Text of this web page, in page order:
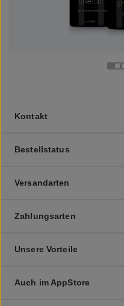
Kontakt
Bestellstatus
Versandarten
Zahlungsarten
Unsere Vorteile
Auch im AppStore